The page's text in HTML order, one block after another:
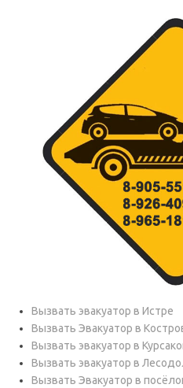
Вызвать эвакуатор в Истре
Вызвать Эвакуатор в
Вызвать эвакуатор в
Вызвать эвакуатор в
Вызвать Эвакуатор в